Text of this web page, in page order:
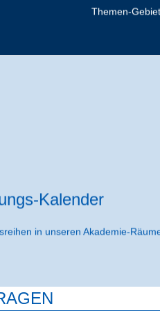
Themen-
Kalender
in unseren Akademie-
Räumen:
die in den Räumen